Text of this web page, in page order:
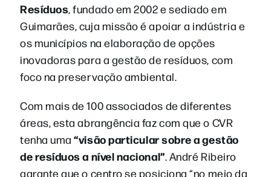
Resíduos, fundado em 2002 e sediado em
Guimarães, cuja missão é apoiar a indústria e
os municípios na elaboração de opções
inovadoras para a gestão de resíduos, com
foco na preservação ambiental.
Com mais de 100 associados de diferentes
áreas, esta abrangência faz com que o CVR
tenha uma“visão particular sobre a gestão
de resíduos a nível nacional”. André Ribeiro
garante que o centro se posiciona “no meio da